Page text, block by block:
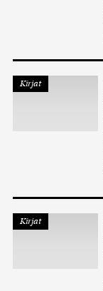
Kirjat
Kirjat